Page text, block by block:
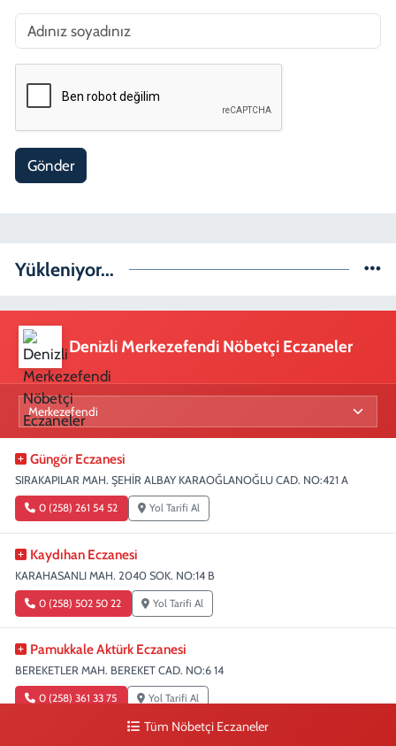
Gönder
Yükleniyor...
Denizli Merkezefendi Nöbetçi Eczaneler
Güngör Eczanesi
SIRAKAPILAR MAH. ŞEHİR ALBAY KARAOĞLANOĞLU CAD. NO:421 A
0 (258) 261 54 52 Yol Tarifi Al
Kaydıhan Eczanesi
KARAHASANLI MAH. 2040 SOK. NO:14 B
0 (258) 502 50 22 Yol Tarifi Al
Pamukkale Aktürk Eczanesi
BEREKETLER MAH. BEREKET CAD. NO:6 14
0 (258) 361 33 75 Yol Tarifi Al
Tüm Nöbetçi Eczaneler